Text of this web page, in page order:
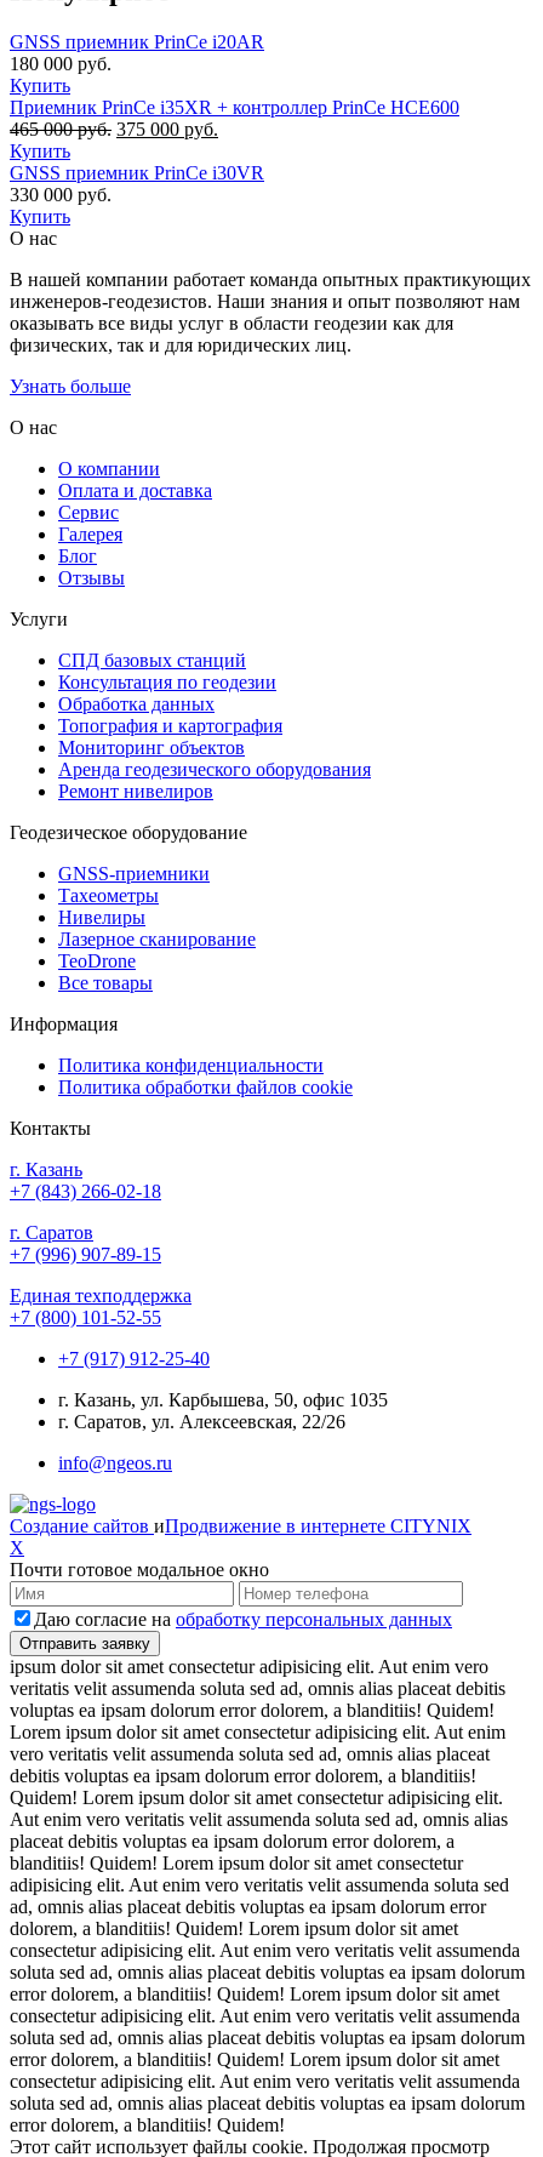
GNSS приемник PrinCe i20AR
180 000 руб.
Купить
Приемник PrinCe i35XR + контроллер PrinCe HCE600
465 000руб. Первоначальная
составляла
375 000 руб.
375
Купить
GNSS приемник PrinCe i30VR
330 000 руб.
Купить
О нас
В нашей компании работает команда опытных практикующих
инженеров-геодезистов. Наши знания и опыт позволяют нам
оказывать все виды услуг в области геодезии как для
физических, так и для юридических лиц.
Узнать больше
О нас
О компании
Оплата и доставка
Сервис
Галерея
Блог
Отзывы
Услуги
СПД базовых станций
Консультация по геодезии
Обработка данных
Топография и картография
Мониторинг объектов
Аренда геодезического оборудования
Ремонт нивелиров
Геодезическое оборудование
GNSS-приемники
Тахеометры
Нивелиры
Лазерное сканирование
TeoDrone
Все товары
Информация
Политика конфиденциальности
Политика обработки файлов cookie
Контакты
г. Казань
+7 (843) 266-02-18
г. Саратов
+7 (996) 907-89-15
Единая техподдержка
+7 (800) 101-52-55
+7 (917) 912-25-40
г. Казань, ул. Карбышева, 50, офис 1035
г. Саратов, ул. Алексеевская, 22/26
info@ngeos.ru
Создание сайтов иПродвижение в интернете CITYNIX
X
Почти готовое модальное окно
Даю согласие на обработку персональных данных
ipsum dolor sit amet consectetur adipisicing elit. Aut enim vero
veritatis velit assumenda soluta sed ad, omnis alias placeat debitis
voluptas ea ipsam dolorum error dolorem, a blanditiis! Quidem!
Lorem ipsum dolor sit amet consectetur adipisicing elit. Aut enim
vero veritatis velit assumenda soluta sed ad, omnis alias placeat
debitis voluptas ea ipsam dolorum error dolorem, a blanditiis!
Quidem! Lorem ipsum dolor sit amet consectetur adipisicing elit.
Aut enim vero veritatis velit assumenda soluta sed ad, omnis alias
placeat debitis voluptas ea ipsam dolorum error dolorem, a
blanditiis! Quidem! Lorem ipsum dolor sit amet consectetur
adipisicing elit. Aut enim vero veritatis velit assumenda soluta sed
ad, omnis alias placeat debitis voluptas ea ipsam dolorum error
dolorem, a blanditiis! Quidem! Lorem ipsum dolor sit amet
consectetur adipisicing elit. Aut enim vero veritatis velit assumenda
soluta sed ad, omnis alias placeat debitis voluptas ea ipsam dolorum
error dolorem, a blanditiis! Quidem! Lorem ipsum dolor sit amet
consectetur adipisicing elit. Aut enim vero veritatis velit assumenda
soluta sed ad, omnis alias placeat debitis voluptas ea ipsam dolorum
error dolorem, a blanditiis! Quidem! Lorem ipsum dolor sit amet
consectetur adipisicing elit. Aut enim vero veritatis velit assumenda
soluta sed ad, omnis alias placeat debitis voluptas ea ipsam dolorum
error dolorem, a blanditiis! Quidem!
Этот сайт использует файлы cookie. Продолжая просмотр